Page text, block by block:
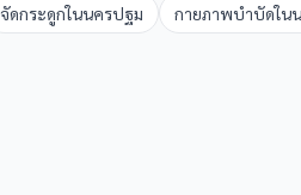
จัดกระดูกในนครปฐม กายภาพบำบัดใน